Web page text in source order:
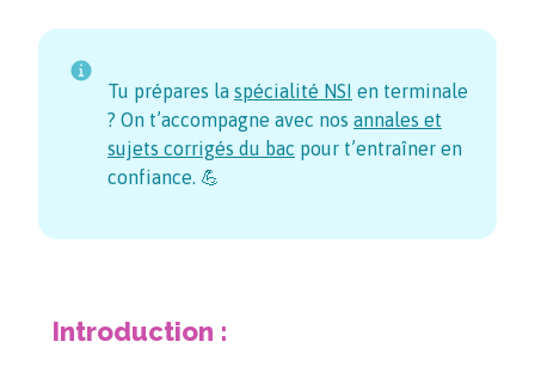
Tu prépares la spécialité NSI en terminale
? On t’accompagne avec nos annales et
sujets corrigés du bac pour t’entraîner en
confiance. 💪
Introduction :